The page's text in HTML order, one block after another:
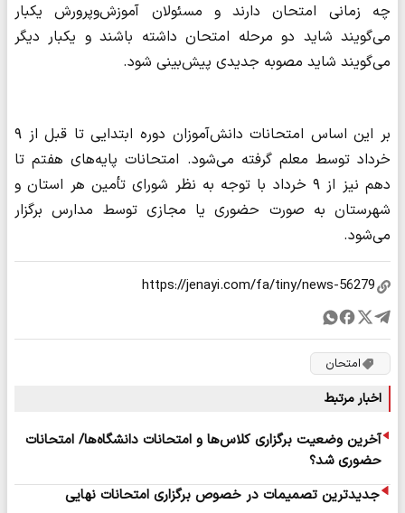
چه زمانی امتحان دارند و مسئولان آموزش‌وپرورش یکبار
می‌گویند شاید دو مرحله امتحان داشته باشند و یکبار دیگر
می‌گویند شاید مصوبه‌ جدیدی پیش‌بینی شود.
بر این اساس امتحانات دانش‌آموزان دوره ابتدایی تا قبل از ۹
خرداد توسط معلم گرفته می‌شود. امتحانات پایه‌های هفتم تا
دهم نیز از ۹ خرداد با توجه به نظر شورای تأمین هر استان و
شهرستان به صورت حضوری یا مجازی توسط مدارس برگزار
می‌شود.
امتحان
اخبار مرتبط
آخرین وضعیت برگزاری کلاس‌ها و امتحانات دانشگاه‌ها/ امتحانات
حضوری شد؟
جدیدترین تصمیمات در خصوص برگزاری امتحانات نهایی